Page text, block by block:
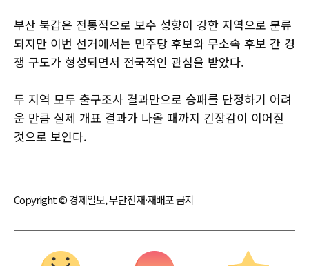
부산 북갑은 전통적으로 보수 성향이 강한 지역으로 분류
되지만 이번 선거에서는 민주당 후보와 무소속 후보 간 경
쟁 구도가 형성되면서 전국적인 관심을 받았다.
두 지역 모두 출구조사 결과만으로 승패를 단정하기 어려
운 만큼 실제 개표 결과가 나올 때까지 긴장감이 이어질
것으로 보인다.
Copyright © 경제일보, 무단전재·재배포 금지